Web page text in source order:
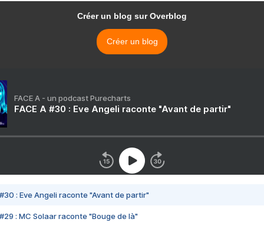
Créer un blog sur Overblog
Créer un blog
FACE A - un podcast Purecharts
FACE A #30 : Eve Angeli raconte "Avant de partir"
#30 : Eve Angeli raconte "Avant de partir"
#29 : MC Solaar raconte "Bouge de là"